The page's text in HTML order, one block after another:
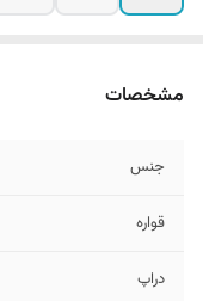
مشخصات
جنس
قواره
دراپ